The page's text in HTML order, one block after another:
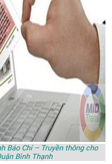
Báo Chí – Truyền thông cho
Bình Thạnh